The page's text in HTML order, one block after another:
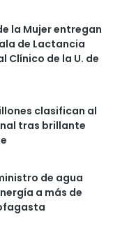
la Mujer entregan
de Lactancia
Clínico de la U. de
clasifican al
tras brillante
de agua
a más de